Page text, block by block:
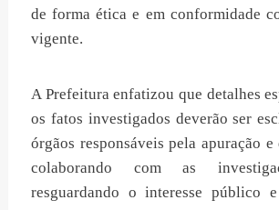
de forma ética e em conformidade
vigente.
A Prefeitura enfatizou que detalhes
os fatos investigados deverão ser
órgãos responsáveis pela apuração e
colaborando com as
resguardando o interesse público